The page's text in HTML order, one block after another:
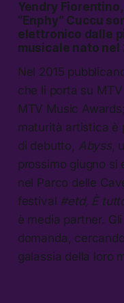
Yendry
“Enphy” Cuccu
elettronico dalle
musicale nato nel
Nel 2015
che li porta su
MTV Music
maturità artistica è
di debutto, Abyss,
prossimo giugno si
nel Parco delle
festival #etd, È
è media partner.
domanda,
galassia della loro